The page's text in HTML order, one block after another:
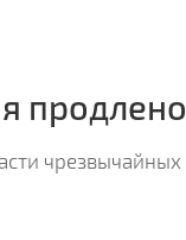
продлено
чрезвычайных